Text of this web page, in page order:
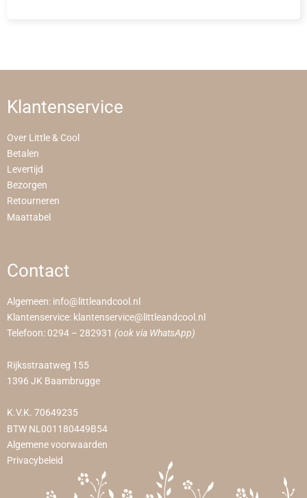
Klantenservice
Over Little & Cool
Betalen
Levertijd
Bezorgen
Retourneren
Maattabel
Contact
Algemeen: info@littleandcool.nl
Klantenservice: klantenservice@littleandcool.nl
Telefoon: 0294 – 282931 (ook via WhatsApp)
Rijksstraatweg 155
1396 JK Baambrugge
K.V.K. 70649235
BTW NL001180449B54
Algemene voorwaarden
Privacybeleid